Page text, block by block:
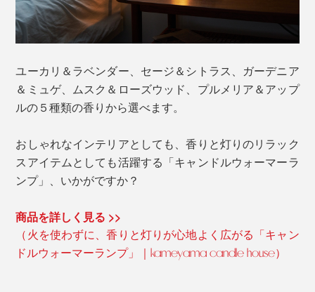
ユーカリ＆ラベンダー、セージ＆シトラス、ガーデニア
＆ミュゲ、ムスク＆ローズウッド、プルメリア＆アップ
ルの５種類の香りから選べます。
おしゃれなインテリアとしても、香りと灯りのリラック
スアイテムとしても活躍する「キャンドルウォーマーラ
ンプ」、いかがですか？
商品を詳しく見る >>
（火を使わずに、香りと灯りが心地よく広がる「キャン
ドルウォーマーランプ」｜kameyama candle house）